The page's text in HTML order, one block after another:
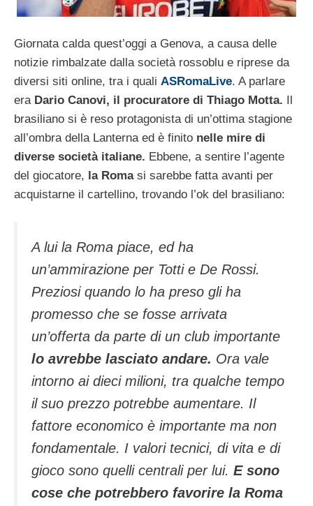
Giornata calda quest’oggi a Genova, a causa delle
notizie rimbalzate dalla società rossoblu e riprese da
diversi siti online, tra i quali ASRomaLive. A parlare
era Dario Canovi, il procuratore di Thiago Motta. Il
brasiliano si è reso protagonista di un’ottima stagione
all’ombra della Lanterna ed è finito nelle mire di
diverse società italiane. Ebbene, a sentire l’agente
del giocatore, la Romasi sarebbe fatta avanti per
acquistarne il cartellino, trovando l’ok del brasiliano:
A lui la Roma piace, ed ha
un’ammirazione per Totti e De Rossi.
Preziosi quando lo ha preso gli ha
promesso che se fosse arrivata
un’offerta da parte di un club importante
lo avrebbe lasciato andare. Ora vale
intorno ai dieci milioni, tra qualche tempo
il suo prezzo potrebbe aumentare. Il
fattore economico è importante ma non
fondamentale. I valori tecnici, di vita e di
gioco sono quelli centrali per lui. E sono
cose che potrebbero favorire la Roma